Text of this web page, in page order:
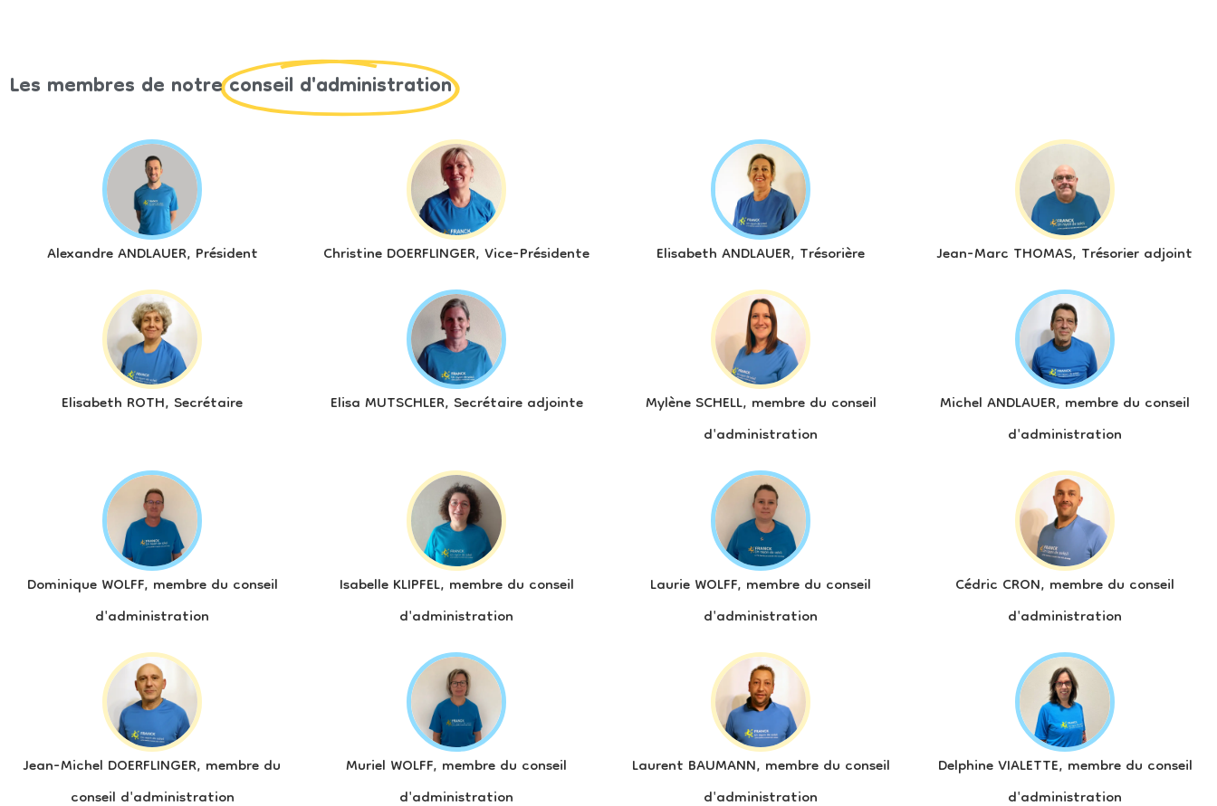
Les membres de notreconseil d'administration
Alexandre ANDLAUER, Président Christine DOERFLINGER, Vice-Présidente Elisabeth ANDLAUER, Trésorière Jean-Marc THOMAS, Trésorier adjoint
Elisabeth ROTH, Secrétaire Elisa MUTSCHLER, Secrétaire adjointe
Mylène SCHELL, membre du conseil
d'administration
Michel ANDLAUER, membre du conseil
d'administration
Dominique WOLFF, membre du conseil
d'administration
Isabelle KLIPFEL, membre du conseil
d'administration
Laurie WOLFF, membre du conseil
d'administration
Cédric CRON, membre du conseil
d'administration
Jean-Michel DOERFLINGER, membre du
conseil d'administration
Muriel WOLFF, membre du conseil
d'administration
Laurent BAUMANN, membre du conseil
d'administration
Delphine VIALETTE, membre du conseil
d'administration